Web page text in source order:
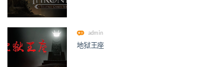
admin
地狱王座